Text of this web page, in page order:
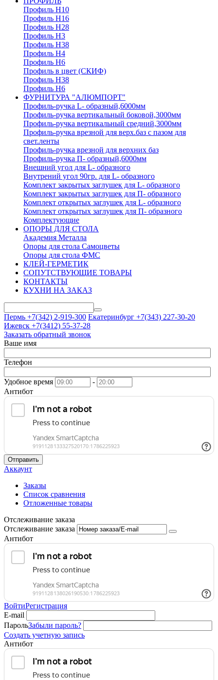
Профиль H10
Профиль H16
Профиль H28
Профиль H3
Профиль H38
Профиль H4
Профиль H6
Профиль в цвет (СКИФ)
Профиль H38
Профиль H6
ФУРНИТУРА "АЛЮМПОРТ"
Профиль-ручка L- образный,6000мм
Профиль-ручка вертикальный боковой,3000мм
Профиль-ручка вертикальный средний,3000мм
Профиль-ручка врезной для верх.баз с пазом для
свет.ленты
Профиль-ручка врезной для верхних баз
Профиль-ручка П- образный,6000мм
Внешний угол для L- образного
Внутрений угол 90гр. для L- образного
Комплект закрытых заглушек для L- образного
Комплект закрытых заглушек для П- образного
Комплект открытых заглушек для L- образного
Комплект открытых заглушек для П- образного
Комплектующие
ОПОРЫ ДЛЯ СТОЛА
Академия Металла
Опоры для стола Самоцветы
Опоры для стола ФМС
КЛЕЙ-ГЕРМЕТИК
СОПУТСТВУЮЩИЕ ТОВАРЫ
КОНТАКТЫ
КУХНИ НА ЗАКАЗ
Пермь +7(342) 2-919-300 Екатеринбург +7(343) 227-30-20
Ижевск +7(3412) 55-37-28
Заказать обратный звонок
Ваше имя
Телефон
Удобное время
-
Антибот
Отправить
Аккаунт
Заказы
Список сравнения
Отложенные товары
Отслеживание заказа
Отслеживание заказа
Антибот
ВойтиРегистрация
E-mail
ПарольЗабыли пароль?
Создать учетную запись
Антибот